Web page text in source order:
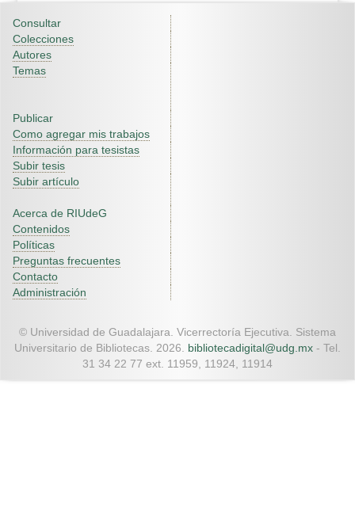
Consultar
Colecciones
Autores
Temas
Publicar
Como agregar mis trabajos
Información para tesistas
Subir tesis
Subir artículo
Acerca de RIUdeG
Contenidos
Políticas
Preguntas frecuentes
Contacto
Administración
© Universidad de Guadalajara. Vicerrectoría Ejecutiva. Sistema
Universitario de Bibliotecas. 2026. bibliotecadigital@udg.mx - Tel.
31 34 22 77 ext. 11959, 11924, 11914